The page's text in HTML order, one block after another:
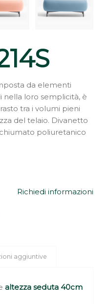
da elementi
nella loro semplicità, è
tra i volumi pieni
del telaio. Divanetto
poliuretanico
Richiedi informazioni
aggiuntive
altezza seduta 40cm